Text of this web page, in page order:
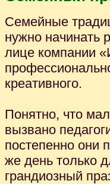
Семейные
нужно начинать
лице компании
креативного.
Понятно, что
вызвано
постепенно они
же день только
грандиозный